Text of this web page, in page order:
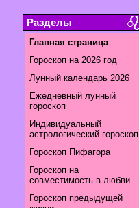
Разделы
Главная страница
Гороскоп на 2026 год
Лунный календарь 2026
Ежедневный лунный
гороскоп
Индивидуальный
астрологический гороскоп
Гороскоп Пифагора
Гороскоп на
совместимость в любви
Гороскоп предыдущей